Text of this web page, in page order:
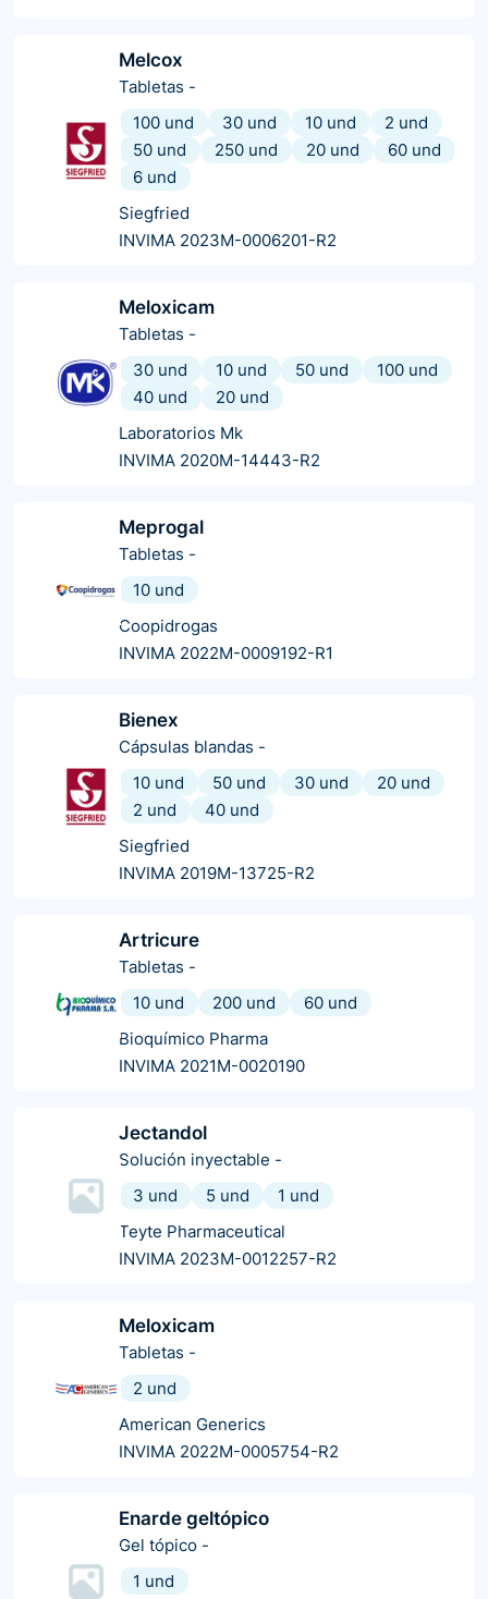
Melcox
Tabletas -
100 und
30 und 10 und
2 und
50 und
250 und 20 und
60 und
6 und
Siegfried
INVIMA 2023M-0006201-R2
Meloxicam
Tabletas -
30 und
10 und 50 und
100 und
40 und
20 und
Laboratorios Mk
INVIMA 2020M-14443-R2
Meprogal
Tabletas -
10 und
Coopidrogas
INVIMA 2022M-0009192-R1
Bienex
Cápsulas blandas -
10 und
50 und 30 und
20 und
2 und
40 und
Siegfried
INVIMA 2019M-13725-R2
Artricure
Tabletas -
10 und
200 und
60 und
Bioquímico Pharma
INVIMA 2021M-0020190
Jectandol
Solución inyectable -
3 und
5 und
1 und
Teyte Pharmaceutical
INVIMA 2023M-0012257-R2
Meloxicam
Tabletas -
2 und
American Generics
INVIMA 2022M-0005754-R2
Enarde geltópico
Gel tópico -
1 und